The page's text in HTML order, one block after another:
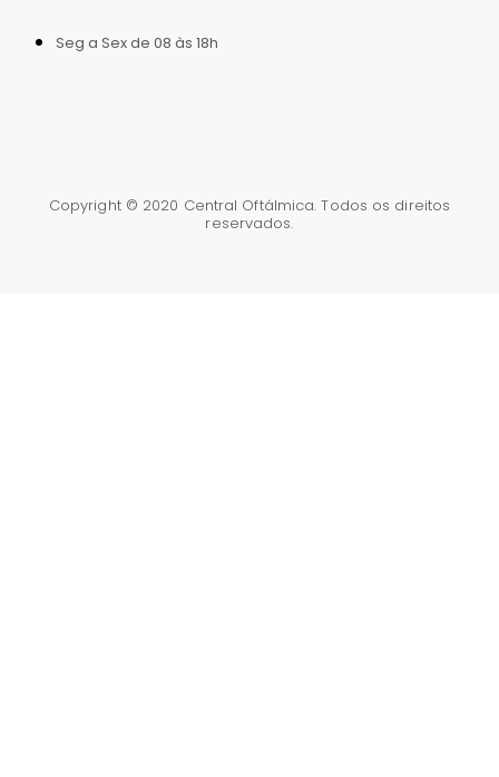
Seg a Sex de 08 às 18h
Copyright © 2020 Central Oftálmica. Todos os direitos
reservados.